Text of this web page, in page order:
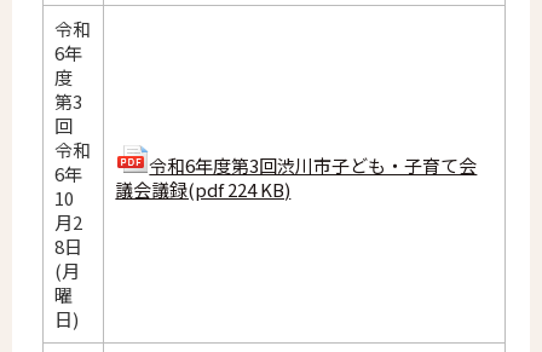
令和
6年
度
第3
回
令和
6年
10
月2
8日
(月
曜
日)
令和6年度第3回渋川市子ども・子育て会
議会議録(pdf 224 KB)